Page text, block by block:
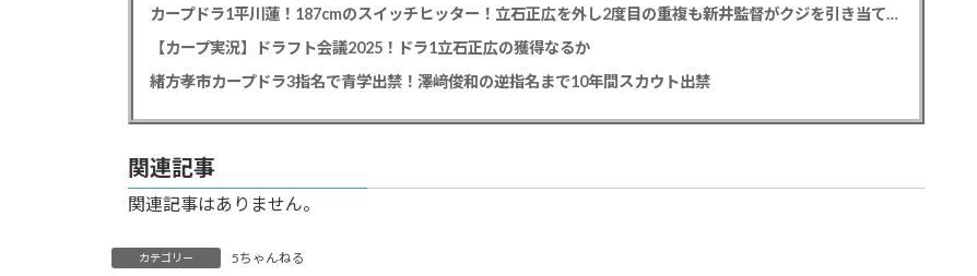
カープドラ1平川蓮！187cmのスイッチヒッター！立石正広を外し2度目の重複も新井監督がクジを引き当てる！【ドラフト会議2025】
【カープ実況】ドラフト会議2025！ドラ1立石正広の獲得なるか
緒方孝市カープドラ3指名で青学出禁！澤﨑俊和の逆指名まで10年間スカウト出禁
関連記事
関連記事はありません。
カテゴリー 5ちゃんねる